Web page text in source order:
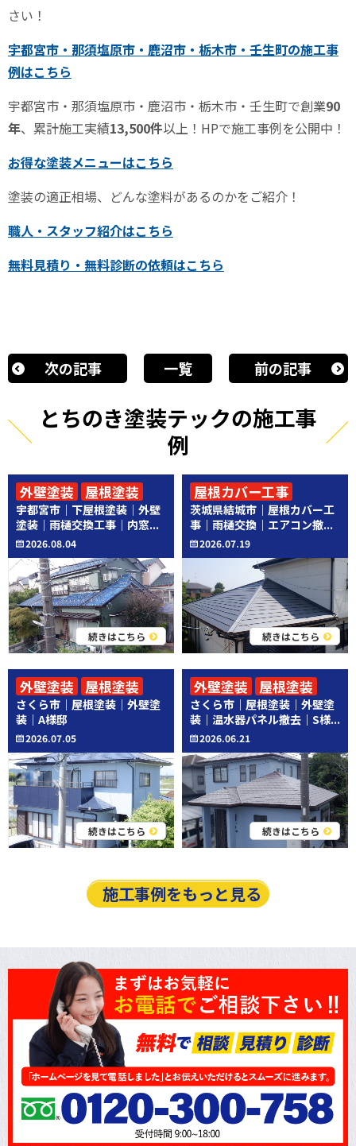
さい！
宇都宮市・那須塩原市・鹿沼市・栃木市・壬生町の施工事
例はこちら
宇都宮市・那須塩原市・鹿沼市・栃木市・壬生町で創業90
年、累計施工実績13,500件以上！HPで施工事例を公開中！
お得な塗装メニューはこちら
塗装の適正相場、どんな塗料があるのかをご紹介！
職人・スタッフ紹介はこちら
無料見積り・無料診断の依頼はこちら
次の記事 一覧 前の記事
とちのき塗装テックの施工事
例
宇都宮市｜下屋根塗装｜外壁
塗装｜雨樋交換工事｜内窓...
2026.08.04
続きはこちら
外壁塗装
屋根塗装
その他工事
茨城県結城市｜屋根カバー工
事｜雨樋交換｜エアコン撤...
2026.07.19
続きはこちら
屋根カバー工事
その他工事
さくら市｜屋根塗装｜外壁塗
装｜A様邸
2026.07.05
続きはこちら
外壁塗装 屋根塗装
さくら市｜屋根塗装｜外壁塗
装｜温水器パネル撤去｜S様...
2026.06.21
続きはこちら
外壁塗装
屋根塗装
その他工事
施工事例をもっと見る